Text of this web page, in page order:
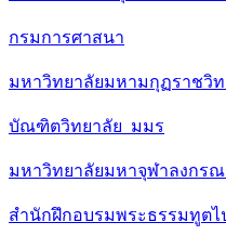
กรมการศาสนา
มหาวิทยาลัยมหามกุฏราชวิท
บัณฑิตวิทยาลัย มมร
มหาวิทยาลัยมหาจุฬาลงกร
สำนักฝึกอบรมพระธรรมทูตไ